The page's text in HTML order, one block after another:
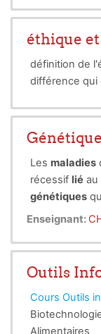
molecular
chemical
students
éthique
définition de
différence qui
Les maladies
récessif lié au
génétiques
transmettent
lamaladiede
mode.
Enseignant:
Outils
Cours Outils
Alimentaires